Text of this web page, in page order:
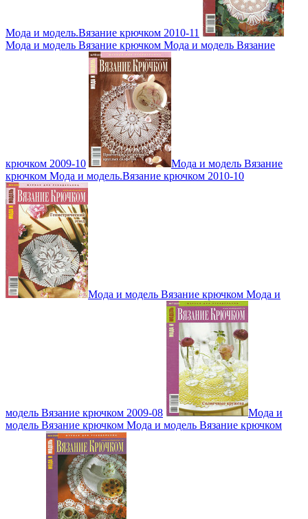
Мода и модель.Вязание крючком 2010-11
Мода и модель Вязание крючком Мода и модель Вязание
крючком 2009-10
Мода и модель Вязание
крючком Мода и модель.Вязание крючком 2010-10
Мода и модель Вязание крючком Мода и
модель Вязание крючком 2009-08
Мода и
модель Вязание крючком Мода и модель Вязание крючком